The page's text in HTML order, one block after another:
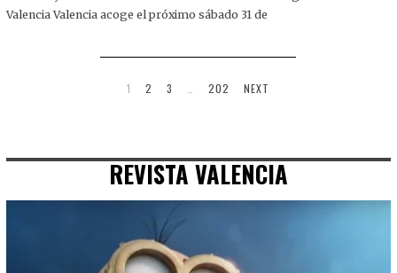
,
Valencia Valencia acoge el próximo sábado 31 de
1 2 3 202 NEXT
REVISTA VALENCIA